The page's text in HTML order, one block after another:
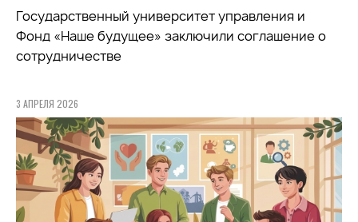
Государственный университет управления и
Фонд «Наше будущее» заключили соглашение о
сотрудничестве
3 АПРЕЛЯ 2026